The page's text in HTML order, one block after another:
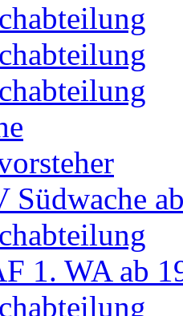
Südwache
1. WA ab